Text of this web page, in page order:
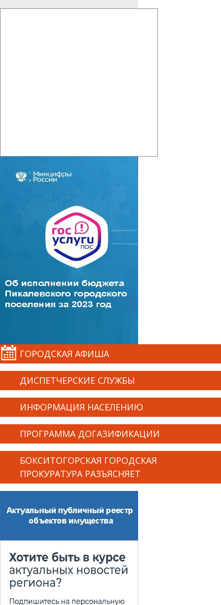
ГОРОДСКАЯ АФИША
ДИСПЕТЧЕРСКИЕ СЛУЖБЫ
ИНФОРМАЦИЯ НАСЕЛЕНИЮ
ПРОГРАММА ДОГАЗИФИКАЦИИ
БОКСИТОГОРСКАЯ ГОРОДСКАЯ
ПРОКУРАТУРА РАЗЪЯСНЯЕТ